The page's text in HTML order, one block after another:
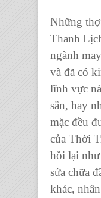
Những
Thanh
ngành
và đã có
lĩnh vực
sẵn, hay
mặc đều
của Thời
hồi lại
sửa chữa
khác,